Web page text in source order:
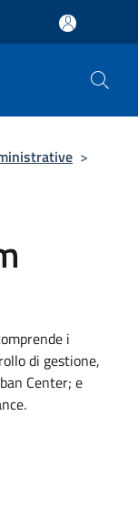
>
i
di gestione,
Center; e